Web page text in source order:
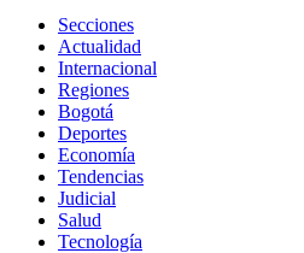
Secciones
Actualidad
Internacional
Regiones
Bogotá
Deportes
Economía
Tendencias
Judicial
Salud
Tecnología